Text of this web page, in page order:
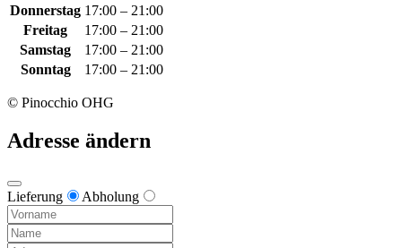
Donnerstag 17:00 – 21:00
Freitag
17:00 – 21:00
Samstag
17:00 – 21:00
Sonntag
17:00 – 21:00
© Pinocchio OHG
Adresse ändern
Lieferung Abholung